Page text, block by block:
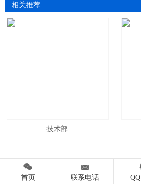
相关推荐
技术部

首页

联系电话